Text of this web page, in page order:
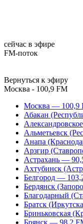
сейчас в эфире
FM-поток
Вернуться к эфиру
Москва - 100,9 FM
Москва — 100,9
Абакан
Альметьевск
Анапа
Арзгир
Астрахань —
Ахтубинск
Белгород —
Бердянск
Благодарный
Братск
Бриньковская
Брянск — 98,2